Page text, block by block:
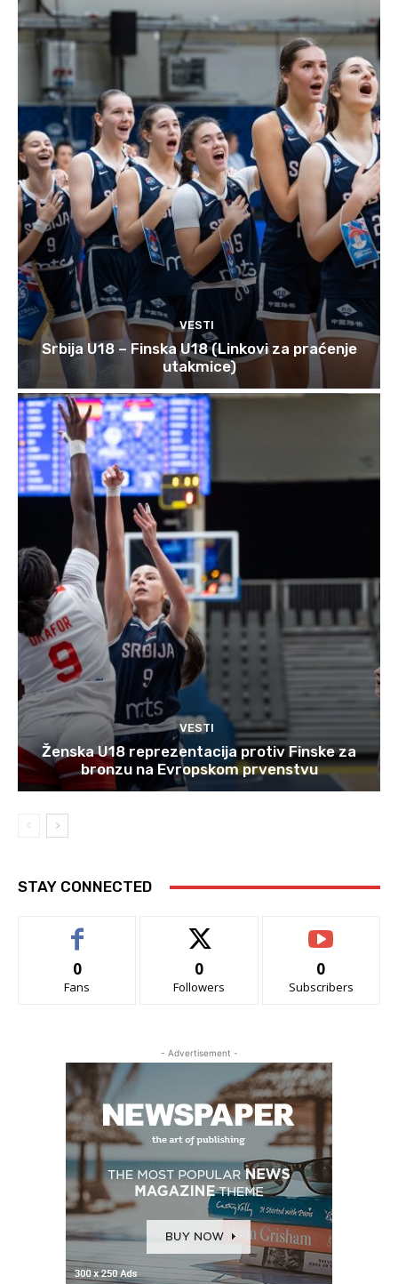
VESTI
Srbija U18 – Finska U18 (Linkovi za praćenje
utakmice)
VESTI
Ženska U18 reprezentacija protiv Finske za
bronzu na Evropskom prvenstvu
STAY CONNECTED
0
Fans
0
Followers
0
Subscribers
- Advertisement -